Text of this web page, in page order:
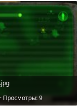
Просмотры: 9